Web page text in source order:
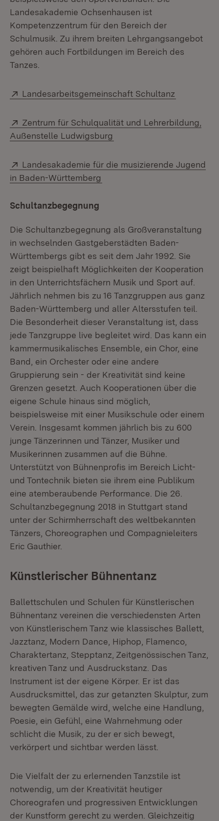
Landesakademie Ochsenhausen ist
Kompetenzzentrum für den Bereich der
Schulmusik. Zu ihrem breiten Lehrgangsangebot
gehören auch Fortbildungen im Bereich des
Tanzes.
Extern:
Landesarbeitsgemeinschaft Schultanz
Extern:
Zentrum für Schulqualität und Lehrerbildung,
Außenstelle Ludwigsburg
Extern:
Landesakademie für die musizierende Jugend
in Baden-Württemberg
Schultanzbegegnung
Die Schultanzbegegnung als Großveranstaltung
in wechselnden Gastgeberstädten Baden-
Württembergs gibt es seit dem Jahr 1992. Sie
zeigt beispielhaft Möglichkeiten der Kooperation
in den Unterrichtsfächern Musik und Sport auf.
Jährlich nehmen bis zu 16 Tanzgruppen aus ganz
Baden-Württemberg und aller Altersstufen teil.
Die Besonderheit dieser Veranstaltung ist, dass
jede Tanzgruppe live begleitet wird. Das kann ein
kammermusikalisches Ensemble, ein Chor, eine
Band, ein Orchester oder eine andere
Gruppierung sein - der Kreativität sind keine
Grenzen gesetzt. Auch Kooperationen über die
eigene Schule hinaus sind möglich,
beispielsweise mit einer Musikschule oder einem
Verein. Insgesamt kommen jährlich bis zu 600
junge Tänzerinnen und Tänzer, Musiker und
Musikerinnen zusammen auf die Bühne.
Unterstützt von Bühnenprofis im Bereich Licht-
und Tontechnik bieten sie ihrem eine Publikum
eine atemberaubende Performance. Die 26.
Schultanzbegegnung 2018 in Stuttgart stand
unter der Schirmherrschaft des weltbekannten
Tänzers, Choreographen und Compagnieleiters
Eric Gauthier.
Künstlerischer Bühnentanz
Ballettschulen und Schulen für Künstlerischen
Bühnentanz vereinen die verschiedensten Arten
von Künstlerischem Tanz wie klassisches Ballett,
Jazztanz, Modern Dance, Hiphop, Flamenco,
Charaktertanz, Stepptanz, Zeitgenössischen Tanz,
kreativen Tanz und Ausdruckstanz. Das
Instrument ist der eigene Körper. Er ist das
Ausdrucksmittel, das zur getanzten Skulptur, zum
bewegten Gemälde wird, welche eine Handlung,
Poesie, ein Gefühl, eine Wahrnehmung oder
schlicht die Musik, zu der er sich bewegt,
verkörpert und sichtbar werden lässt.
Die Vielfalt der zu erlernenden Tanzstile ist
notwendig, um der Kreativität heutiger
Choreografen und progressiven Entwicklungen
der Kunstform gerecht zu werden. Gleichzeitig